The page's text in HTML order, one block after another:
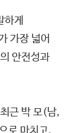
게
가장 넓어
안전성과
근 박 모(남,
로 마치고,